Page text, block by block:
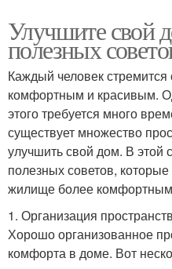
Улучшите свой
полезных
Каждый человек
комфортным и красивым.
этого требуется много
существует множество
улучшить свой дом. В этой
полезных советов,
жилище более
1. Организация
Хорошо организованное
комфорта в доме. Вот